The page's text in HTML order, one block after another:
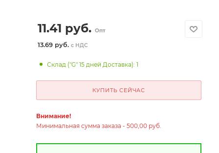
11.41 руб. Опт
13.69 руб. с НДС
Склад ("G" 15 дней Доставка): 1
КУПИТЬ СЕЙЧАС
Внимание!
Минимальная сумма заказа - 500,00 руб.